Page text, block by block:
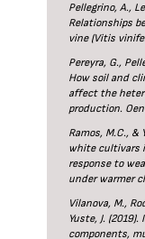
Pellegrino, A.,
Relationships
vine (Vitis
Pereyra, G.,
How soil and
affect the
production.
Ramos, M.C., &
white cultivars
response to
under warmer
Vilanova, M.,
Yuste, J.
components,